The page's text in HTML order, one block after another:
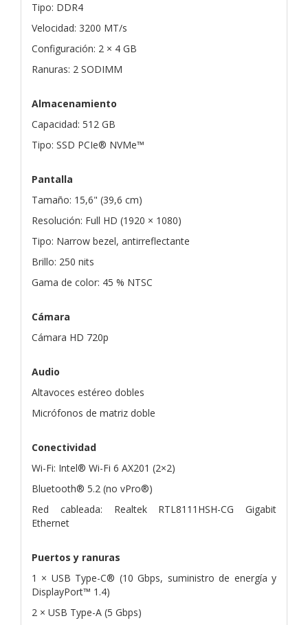
Tipo: DDR4
Velocidad: 3200 MT/s
Configuración: 2 × 4 GB
Ranuras: 2 SODIMM
Almacenamiento
Capacidad: 512 GB
Tipo: SSD PCIe® NVMe™
Pantalla
Tamaño: 15,6" (39,6 cm)
Resolución: Full HD (1920 × 1080)
Tipo: Narrow bezel, antirreflectante
Brillo: 250 nits
Gama de color: 45 % NTSC
Cámara
Cámara HD 720p
Audio
Altavoces estéreo dobles
Micrófonos de matriz doble
Conectividad
Wi-Fi: Intel® Wi-Fi 6 AX201 (2×2)
Bluetooth® 5.2 (no vPro®)
Red cableada: Realtek RTL8111HSH-CG Gigabit
Ethernet
Puertos y ranuras
1 × USB Type-C® (10 Gbps, suministro de energía y
DisplayPort™ 1.4)
2 × USB Type-A (5 Gbps)